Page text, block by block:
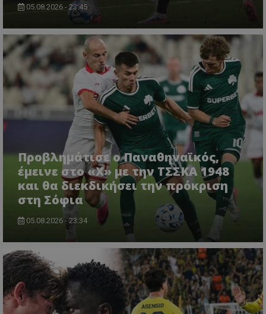
05.08.2026 - 23:45
Προβλημάτισε ο Παναθηναϊκός,
έμεινε στο «Χ» με την ΤΣΣΚΑ 1948
και θα διεκδικήσει την πρόκριση
στη Σόφια
05.08.2026 - 23:34